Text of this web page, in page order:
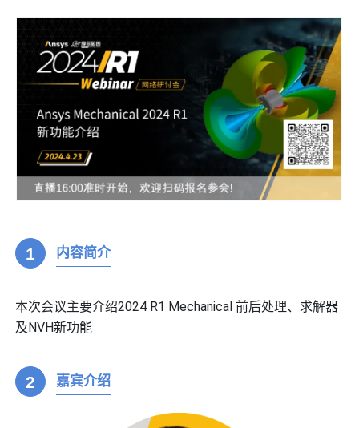
1 内容简介
本次会议主要介绍2024 R1 Mechanical 前后处理、求解器
及NVH新功能
2 嘉宾介绍